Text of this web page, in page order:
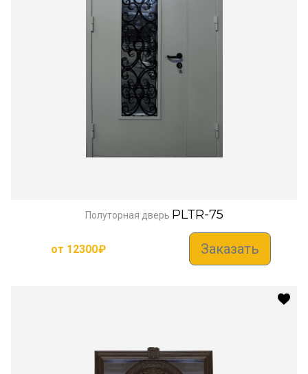
Полуторная дверь PLTR-75
от 12300₽ Заказать